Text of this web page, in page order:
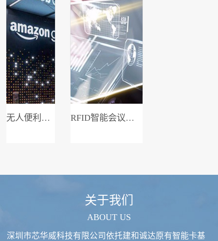
无人便利店系统 RFID智能会议签到系统
关于我们
ABOUT US
深圳市芯华威科技有限公司依托建和诚达原有智能卡基